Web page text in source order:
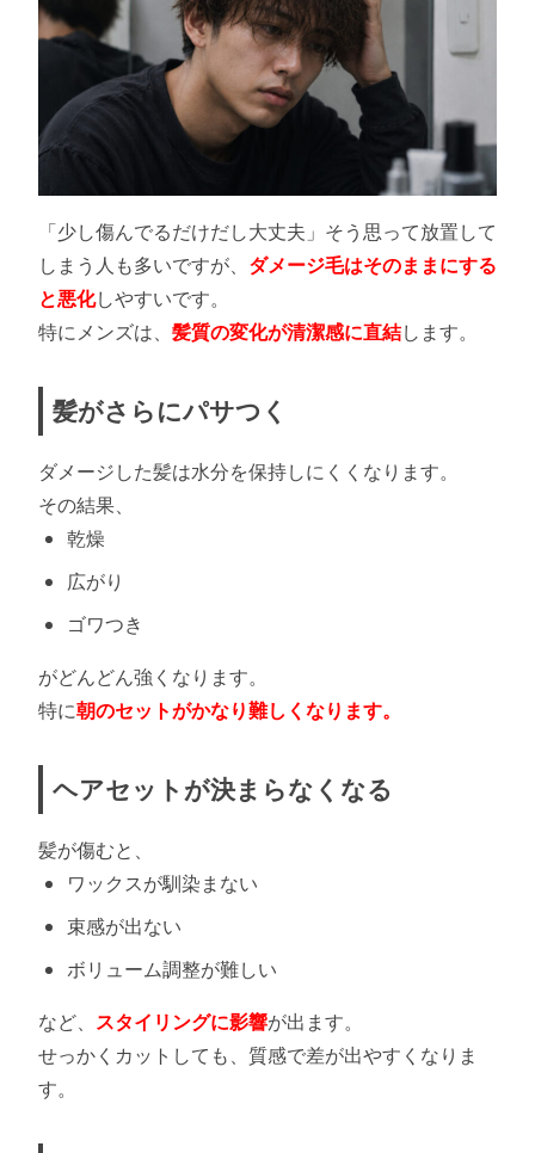
「少し傷んでるだけだし大丈夫」そう思って放置して
しまう人も多いですが、 ダメージ毛はそのままにする
と悪化しやすいです。
特にメンズは、 髪質の変化が清潔感に直結します。
髪がさらにパサつく
ダメージした髪は水分を保持しにくくなります。
その結果、
乾燥
広がり
ゴワつき
がどんどん強くなります。
特に朝のセットがかなり難しくなります。
ヘアセットが決まらなくなる
髪が傷むと、
ワックスが馴染まない
束感が出ない
ボリューム調整が難しい
など、 スタイリングに影響が出ます。
せっかくカットしても、質感で差が出やすくなりま
す。